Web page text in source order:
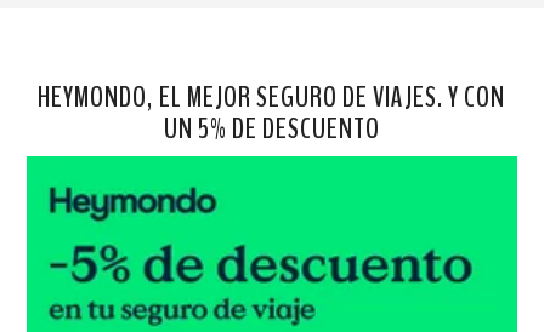
HEYMONDO, EL MEJOR SEGURO DE VIAJES. Y CON
UN 5% DE DESCUENTO